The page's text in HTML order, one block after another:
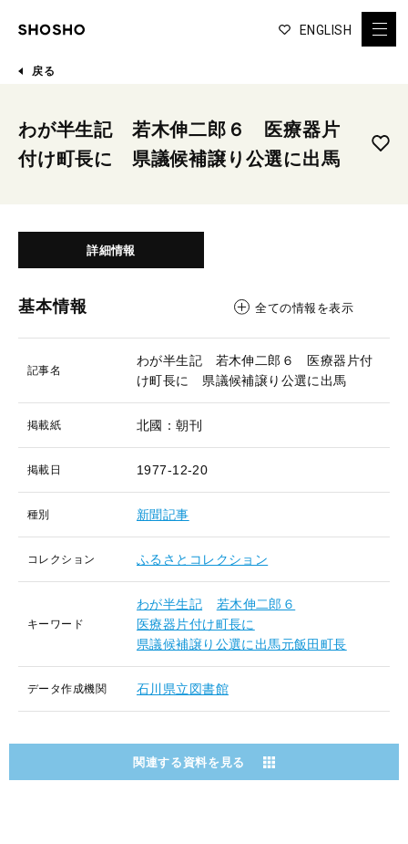
ENGLISH
戻る
わが半生記 若木伸二郎６ 医療器片
付け町長に 県議候補譲り公選に出馬
詳細情報
基本情報 全ての情報を表示
記事名
わが半生記 若木伸二郎６ 医療器片付
け町長に 県議候補譲り公選に出馬
掲載紙 北國：朝刊
掲載日 1977-12-20
種別 新聞記事
コレクション ふるさとコレクション
キーワード
わが半生記
若木伸二郎６
医療器片付け町長に
県議候補譲り公選に出馬元飯田町長
データ作成機関 石川県立図書館
関連する資料を見る